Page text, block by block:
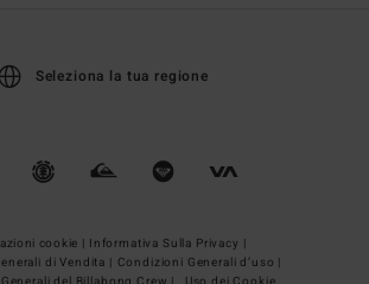
Seleziona la tua regione
cookie | Informativa Sulla Privacy |
di Vendita | Condizioni Generali d’uso |